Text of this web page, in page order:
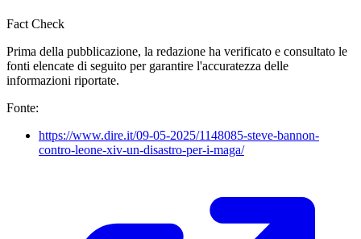
Fact Check
Prima della pubblicazione, la redazione ha verificato e consultato le
fonti elencate di seguito per garantire l'accuratezza delle
informazioni riportate.
Fonte:
https://www.dire.it/09-05-2025/1148085-steve-bannon-
contro-leone-xiv-un-disastro-per-i-maga/